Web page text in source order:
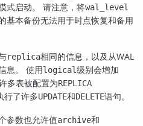
式启动。 请注意，将wal_level
基本备份无法用于时点恢复和备用
replica相同的信息，以及从WAL
息。 使用logical级别会增加
多表被配置为REPLICA
行了许多UPDATE和DELETE语句。
参数也允许值archive和